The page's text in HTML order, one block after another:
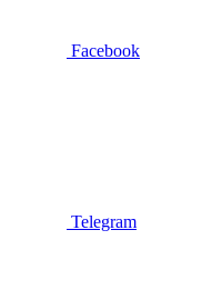
Facebook
Telegram